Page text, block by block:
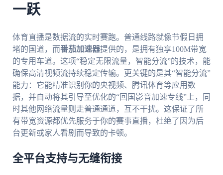
一跃
体育直播是数据流的实时赛跑。普通线路就像节假日拥
堵的国道，而番茄加速器提供的，是拥有独享100M带宽
的专用车道。这项“稳定无限流量，智能分流”的技术，能
确保高清视频流持续稳定传输。更关键的是其“智能分流”
能力：它能精准识别你的央视频、腾讯体育等应用数
据，并自动将其引导至优化的“回国影音加速专线”上，同
时其他网络流量则走普通通道，互不干扰。这保证了所
有带宽资源都优先服务于你的赛事直播，杜绝了因为后
台更新或家人看剧而导致的卡顿。
全平台支持与无缝衔接